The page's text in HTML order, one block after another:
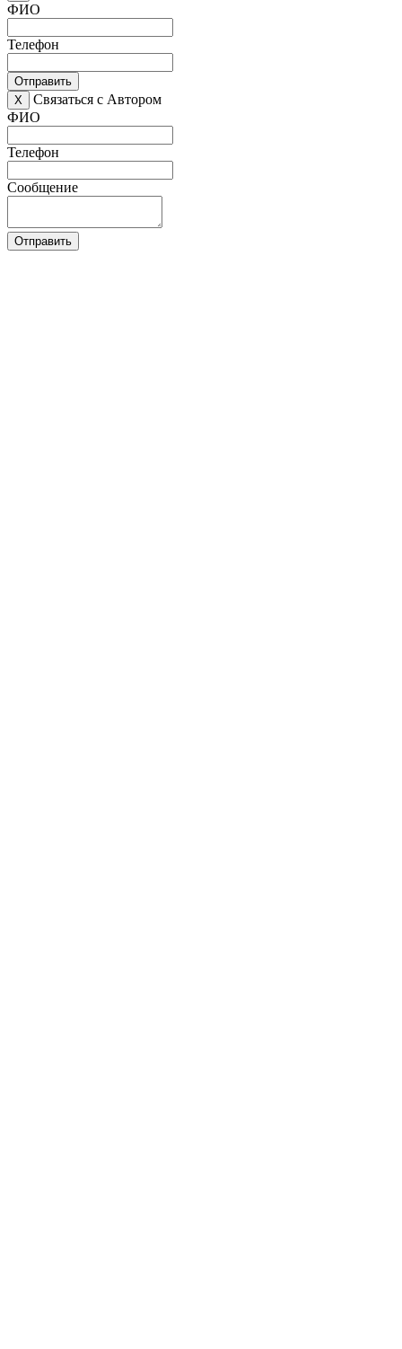
ФИО
Телефон
Отправить
X
Связаться с Автором
ФИО
Телефон
Сообщение
Отправить